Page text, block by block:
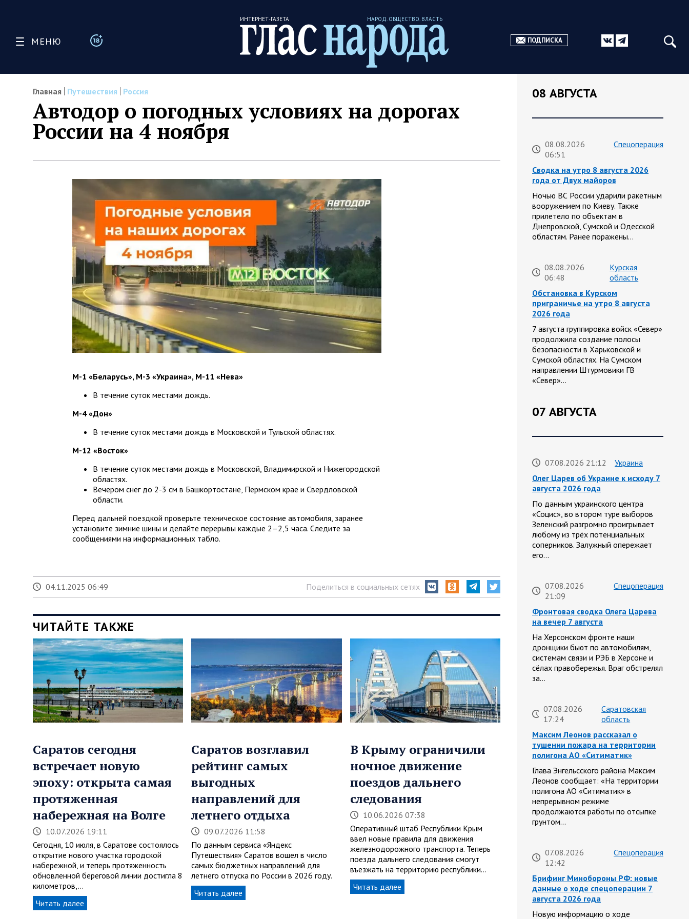
МЕНЮ
ИНТЕРНЕТ-ГАЗЕТА НАРОД. ОБЩЕСТВО. ВЛАСТЬ
ПОДПИСКА
Главная Путешествия Россия
Автодор о погодных условиях на дорогах
России на 4 ноября
М-1 «Беларусь», М-3 «Украина», М-11 «Нева»
В течение суток местами дождь.
М-4 «Дон»
В течение суток местами дождь в Московской и Тульской областях.
М-12 «Восток»
В течение суток местами дождь в Московской, Владимирской и Нижегородской
областях.
Вечером снег до 2-3 см в Башкортостане, Пермском крае и Свердловской
области.
Перед дальней поездкой проверьте техническое состояние автомобиля, заранее
установите зимние шины и делайте перерывы каждые 2–2,5 часа. Следите за
сообщениями на информационных табло.
04.11.2025 06:49 Поделиться в социальных сетях
ЧИТАЙТЕ ТАКЖЕ
Саратов сегодня
встречает новую
эпоху: открыта самая
протяженная
набережная на Волге
10.07.2026 19:11
Сегодня, 10 июля, в Саратове состоялось
открытие нового участка городской
набережной, и теперь протяженность
обновленной береговой линии достигла 8
километров,…
Читать далее
Саратов возглавил
рейтинг самых
выгодных
направлений для
летнего отдыха
09.07.2026 11:58
По данным сервиса «Яндекс
Путешествия» Саратов вошел в число
самых бюджетных направлений для
летнего отпуска по России в 2026 году.
Читать далее
В Крыму ограничили
ночное движение
поездов дальнего
следования
10.06.2026 07:38
Оперативный штаб Республики Крым
ввел новые правила для движения
железнодорожного транспорта. Теперь
поезда дальнего следования смогут
въезжать на территорию республики…
Читать далее
08 АВГУСТА
08.08.2026
06:51
Спецоперация
Сводка на утро 8 августа 2026
года от Двух майоров
Ночью ВС России ударили ракетным
вооружением по Киеву. Также
прилетело по объектам в
Днепровской, Сумской и Одесской
областям. Ранее поражены…
08.08.2026
06:48
Курская
область
Обстановка в Курском
приграничье на утро 8 августа
2026 года
7 августа группировка войск «Север»
продолжила создание полосы
безопасности в Харьковской и
Сумской областях. На Сумском
направлении Штурмовики ГВ
«Север»…
07 АВГУСТА
07.08.2026 21:12
Украина
Олег Царев об Украине к исходу 7
августа 2026 года
По данным украинского центра
«Социс», во втором туре выборов
Зеленский разгромно проигрывает
любому из трёх потенциальных
соперников. Залужный опережает
его…
07.08.2026
21:09
Спецоперация
Фронтовая сводка Олега Царева
на вечер 7 августа
На Херсонском фронте наши
дронщики бьют по автомобилям,
системам связи и РЭБ в Херсоне и
сёлах правобережья. Враг обстрелял
за…
07.08.2026
17:24
Саратовская
область
Максим Леонов рассказал о
тушении пожара на территории
полигона АО «Ситиматик»
Глава Энгельсского района Максим
Леонов сообщает: «На территории
полигона АО «Ситиматик» в
непрерывном режиме
продолжаются работы по отсыпке
грунтом…
07.08.2026
12:42
Спецоперация
Брифинг Минобороны РФ: новые
данные о ходе спецоперации 7
августа 2026 года
Новую информацию о ходе